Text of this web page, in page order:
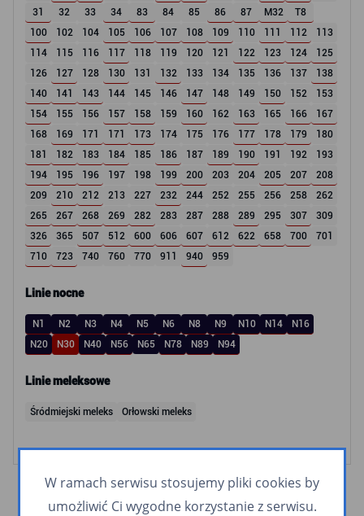
31
32 33 34 83 84 85 86 87 M32
T8
100
102 104 105 106 107 108 109 110 111 112
113
114
115 116 117 118 119 120 121 122 123 124
125
126
127 128 130 131 132 133 134 135 136 137
138
140
141 143 144 145 146 147 148 149 150 152
153
154
155 156 157 158 159 160 162 163 165 166
167
168
169 171 171 173 174 175 176 177 178 179
180
181
182 183 184 185 186 187 189 190 191 192
193
194
195 196 197 198 199 200 203 204 205 207
208
209
210 212 213 227 232 244 252 255 256 258
262
265
267 268 269 282 283 287 288 289 295 307
309
326
365 507 512 600 606 607 612 622 658 700
701
710
723 740 760 770 911 940 959
Linie nocne
N1 N2 N3 N4 N5 N6 N8 N9 N10 N14
N16
N20
N30 N40 N56 N65 N78 N89 N94
Linie meleksowe
Śródmiejski meleks Orłowski meleks
W ramach serwisu stosujemy pliki cookies by
umożliwić Ci wygodne korzystanie z serwisu.